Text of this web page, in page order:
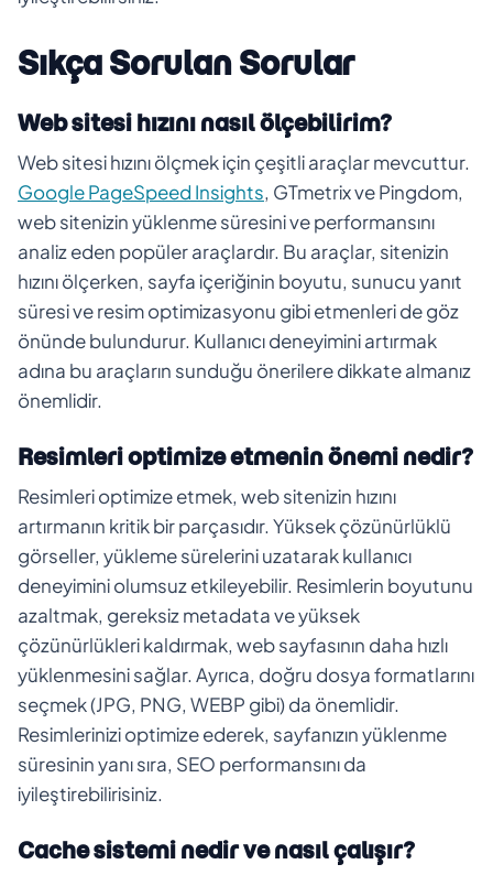
Sıkça Sorulan Sorular
Web sitesi hızını nasıl ölçebilirim?
Web sitesi hızını ölçmek için çeşitli araçlar mevcuttur.
Google PageSpeed Insights, GTmetrix ve Pingdom,
web sitenizin yüklenme süresini ve performansını
analiz eden popüler araçlardır. Bu araçlar, sitenizin
hızını ölçerken, sayfa içeriğinin boyutu, sunucu yanıt
süresi ve resim optimizasyonu gibi etmenleri de göz
önünde bulundurur. Kullanıcı deneyimini artırmak
adına bu araçların sunduğu önerilere dikkate almanız
önemlidir.
Resimleri optimize etmenin önemi nedir?
Resimleri optimize etmek, web sitenizin hızını
artırmanın kritik bir parçasıdır. Yüksek çözünürlüklü
görseller, yükleme sürelerini uzatarak kullanıcı
deneyimini olumsuz etkileyebilir. Resimlerin boyutunu
azaltmak, gereksiz metadata ve yüksek
çözünürlükleri kaldırmak, web sayfasının daha hızlı
yüklenmesini sağlar. Ayrıca, doğru dosya formatlarını
seçmek (JPG, PNG, WEBP gibi) da önemlidir.
Resimlerinizi optimize ederek, sayfanızın yüklenme
süresinin yanı sıra, SEO performansını da
iyileştirebilirisiniz.
Cache sistemi nedir ve nasıl çalışır?